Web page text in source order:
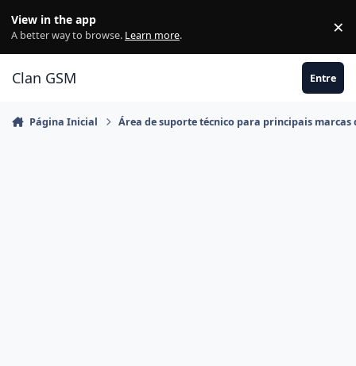
View in the app
A better way to browse. Learn more. ×
Clan GSM Entre
Página Inicial Área de suporte técnico para principais marcas